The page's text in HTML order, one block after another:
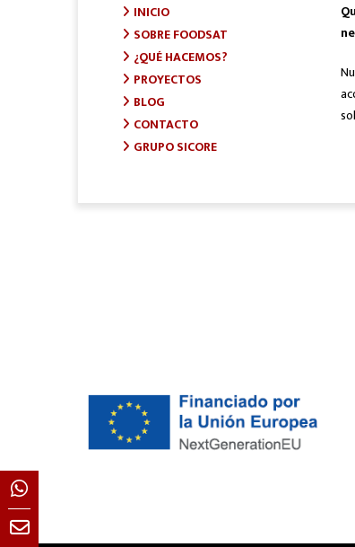
INICIO
SOBRE FOODSAT
¿QUÉ HACEMOS?
PROYECTOS
BLOG
CONTACTO
GRUPO SICORE